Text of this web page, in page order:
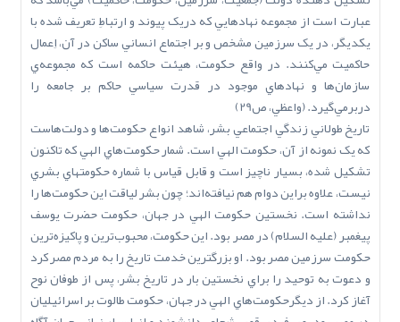
عبارت است از مجموعه نهادهايي که دريک پيوند و ارتباطِ تعريف شده با
يکديگر، در يک سرزمين مشخص و بر اجتماع انساني ساکن در آن، اِعمال
حاکميت مي‌کنند. در واقع حکومت، هيئت حاکمه است که مجموعه‌ي
سازمان‌ها و نهادهاي موجود در قدرت سياسي حاکم بر جامعه را
دربرمي‌گيرد. (واعظي، ص29)
تاريخ طولاني زندگي اجتماعي بشر، شاهد انواع حکومت‌ها و دولت‌هاست
که يک نمونه از آن، حکومت الهي است. شمار حکومت‌هاي الهي که تاکنون
تشکيل شده، بسيار ناچيز است و قابل قياس با شماره حکومتهاي بشري
نيست، علاوه براين دوام هم نيافته‌اند؛ چون بشر لياقت اين حکومت‌ها را
نداشته است. نخستين حکومت الهي در جهان، حکومت حضرت يوسف
پيغمبر (عليه السلام) در مصر بود. اين حکومت، محبوب‌ترين و پاکيزه‌ترين
حکومت سرزمين مصر بود. او بزرگترين خدمت تاريخ را به مردم مصر کرد
و دعوت به توحيد را براي نخستين بار در تاريخ بشر، پس از طوفان نوح
آغاز کرد. از ديگرحکومت‌هاي الهي در جهان، حکومت طالوت بر اسرائيليان